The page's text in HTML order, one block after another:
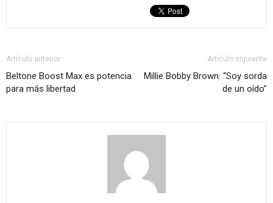
Artículo anterior
Beltone Boost Max es potencia
para más libertad
Artículo siguiente
Millie Bobby Brown: “Soy sorda
de un oído”